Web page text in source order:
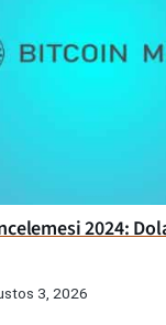
2024:
3, 2026